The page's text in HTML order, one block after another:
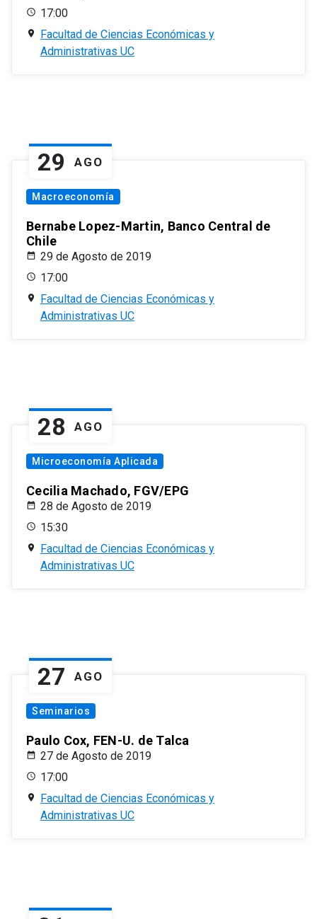
17:00
Facultad de Ciencias Económicas y
Administrativas UC
29 AGO
Macroeconomía
Bernabe Lopez-Martin, Banco Central de
Chile
29 de Agosto de 2019
17:00
Facultad de Ciencias Económicas y
Administrativas UC
28 AGO
Microeconomía Aplicada
Cecilia Machado, FGV/EPG
28 de Agosto de 2019
15:30
Facultad de Ciencias Económicas y
Administrativas UC
27 AGO
Seminarios
Paulo Cox, FEN-U. de Talca
27 de Agosto de 2019
17:00
Facultad de Ciencias Económicas y
Administrativas UC